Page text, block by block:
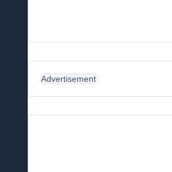
Advertisement